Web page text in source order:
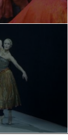
Przypnij